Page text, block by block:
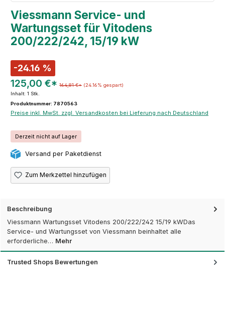
Viessmann Service- und
Wartungsset für Vitodens
200/222/242, 15/19 kW
-24.16 %
125,00 €* 164,81 €* (24.16% gespart)
Inhalt: 1 Stk.
Produktnummer: 7870563
Preise inkl. MwSt. zzgl. Versandkosten bei Lieferung nach Deutschland
Derzeit nicht auf Lager
Versand per Paketdienst
Zum Merkzettel hinzufügen
Beschreibung
Viessmann Wartungsset Vitodens 200/222/242 15/19 kWDas
Service- und Wartungsset von Viessmann beinhaltet alle
erforderliche… Mehr
Trusted Shops Bewertungen